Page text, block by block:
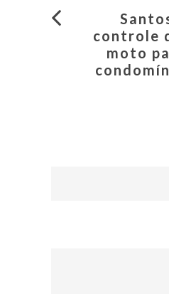
controle
moto